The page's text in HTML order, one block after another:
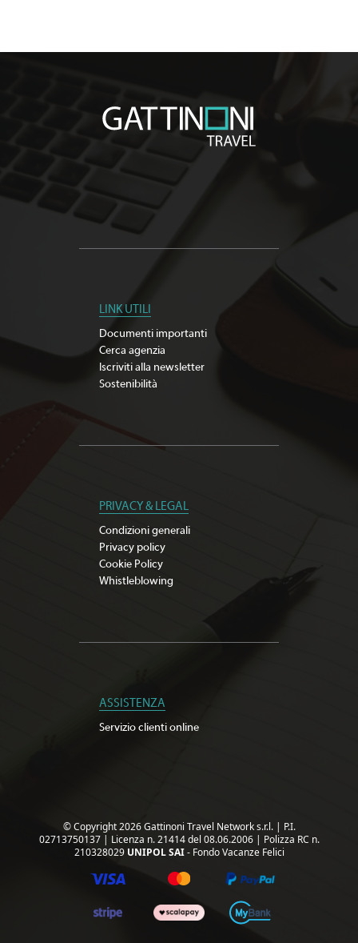
LINK UTILI
Documenti importanti
Cerca agenzia
Iscriviti alla newsletter
Sostenibilità
PRIVACY & LEGAL
Condizioni generali
Privacy policy
Cookie Policy
Whistleblowing
ASSISTENZA
Servizio clienti online
© Copyright 2026 Gattinoni Travel Network s.r.l. | P.I.
02713750137 | Licenza n. 21414 del 08.06.2006 | Polizza RC n.
210328029 UNIPOL SAI- Fondo Vacanze Felici